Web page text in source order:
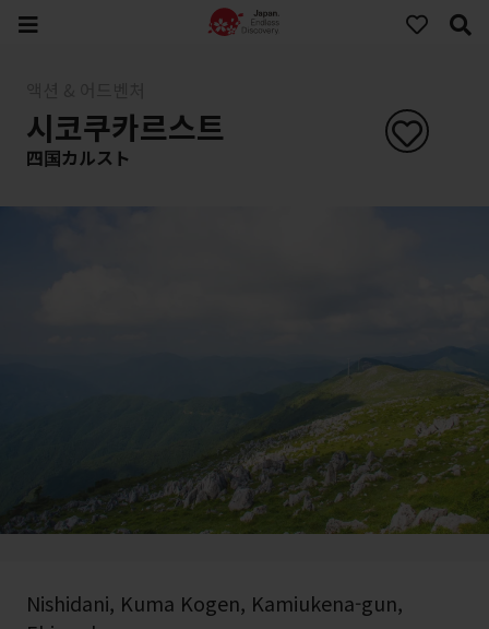
시코쿠카르스트
四国カルスト
Nishidani, Kuma Kogen, Kamiukena-gun,